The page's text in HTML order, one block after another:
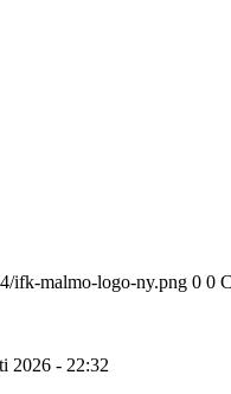
ifk-malmo-logo-ny.png 0 0
2026 - 22:32